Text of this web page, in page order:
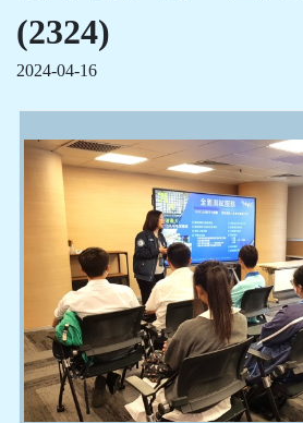
(2324)
2024-04-16